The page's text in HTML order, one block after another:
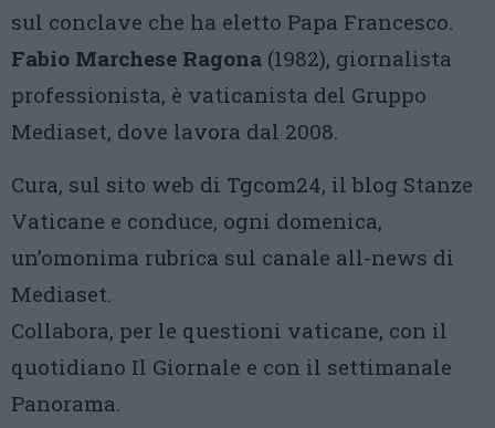
sul conclave che ha eletto Papa Francesco.
Fabio Marchese Ragona (1982), giornalista
professionista, è vaticanista del Gruppo
Mediaset, dove lavora dal 2008.
Cura, sul sito web di Tgcom24, il blog Stanze
Vaticane e conduce, ogni domenica,
un’omonima rubrica sul canale all-news di
Mediaset.
Collabora, per le questioni vaticane, con il
quotidiano Il Giornale e con il settimanale
Panorama.